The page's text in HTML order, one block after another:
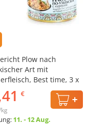
Plow nach
Art mit
Best time, 3 х
€
11. - 12 Aug.